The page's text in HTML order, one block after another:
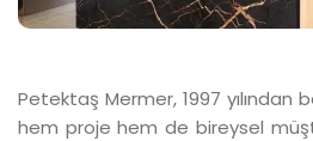
Petektaş Mermer, 1997
hem proje hem de bireysel